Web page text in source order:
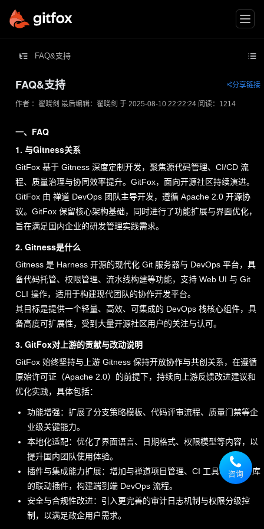
咨询
王
昭
宁
高
级
客
王
宁/
高
客
户
经
理
高
客
户
经
17669512663
QQ 号码
3684528290
联系邮箱
wangzhaoning@chandao.com
FAQ&支持
FAQ&支持 分享链接
作者 ：翟晓剑 最后编辑：翟晓剑 于 2025-08-10 22:22:24 阅读：1214
一、FAQ
1. 与Gitness关系
GitFox 基于 Gitness 深度定制开发，聚焦源代码管理、CI/CD 流
程、质量治理与协同效率提升。GitFox，面向开源社区持续演进。
GitFox 由 禅道 DevOps 团队主导开发，遵循 Apache 2.0 开源协
议。GitFox 保留核心架构基础，同时进行了功能扩展与界面优化，
旨在满足国内企业的研发管理实践需求。
2. Gitness是什么
Gitness 是 Harness 开源的现代化 Git 服务器与 DevOps 平台，具
备代码托管、权限管理、流水线构建等功能，支持 Web UI 与 Git
CLI 操作，适用于构建现代团队的协作开发平台。
其目标是提供一个轻量、高效、可集成的 DevOps 栈核心组件，具
备高度可扩展性，受到大量开源社区用户的关注与认可。
3. GitFox对上游的贡献与改动说明
GitFox 始终坚持与上游 Gitness 保持开放协作与共创关系，在遵循
原始许可证（Apache 2.0）的前提下，持续向上游反馈改进建议和
优化实践，具体包括：
功能增强：扩展了分支策略模板、代码评审流程、质量门禁等企
业级关键能力。
本地化适配： 优化了界面语言、日期格式、权限模型等内容，以
提升国内团队使用体验。
插件与集成能力扩展： 增加与禅道项目管理、CI 工具、制品仓库
的联动插件，构建端到端 DevOps 流程。
安全与合规性改进： 引入更完善的审计日志机制与权限分级控
制，以满足政企用户需求。